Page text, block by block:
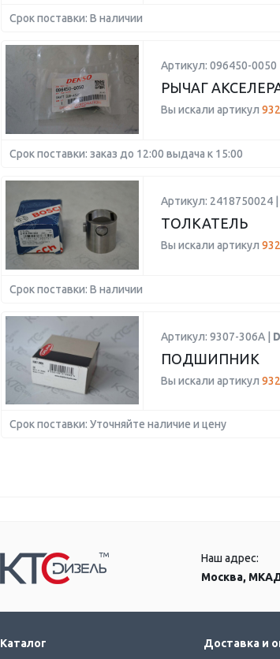
Срок поставки: В наличии
Артикул: 096450-0050 |
РЫЧАГ
Вы искали артикул
Срок поставки: заказ до 12:00 выдача к 15:00
Артикул: 2418750024 |
ТОЛКАТЕЛЬ
Вы искали артикул
Срок поставки: В наличии
Артикул: 9307-306A |
ПОДШИПНИК
Вы искали артикул
Срок поставки: Уточняйте наличие и цену
Наш адрес:
Москва,
Каталог Доставка и